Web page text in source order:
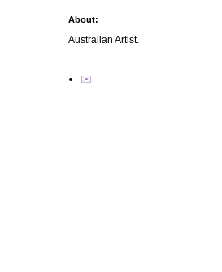
About:
Australian Artist.
✉️